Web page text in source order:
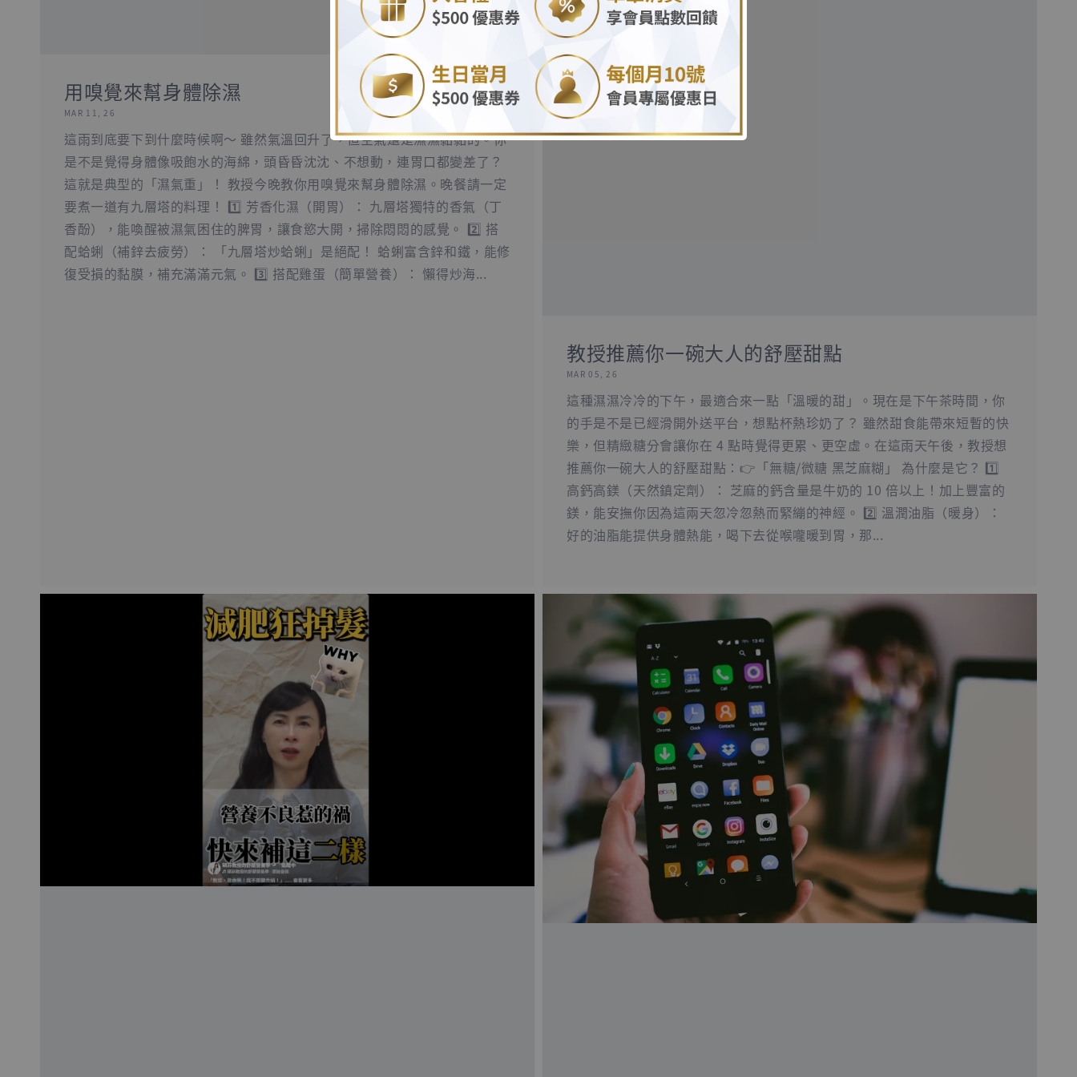
.
用嗅覺來幫身體除濕
MAR 11, 26
這雨到底要下到什麼時候啊～ 雖然氣溫回升了，但空氣還是濕濕黏黏的。你
是不是覺得身體像吸飽水的海綿，頭昏昏沈沈、不想動，連胃口都變差了？
這就是典型的「濕氣重」！ 教授今晚教你用嗅覺來幫身體除濕。晚餐請一定
要煮一道有九層塔的料理！ 1️⃣ 芳香化濕（開胃）： 九層塔獨特的香氣（丁
香酚），能喚醒被濕氣困住的脾胃，讓食慾大開，掃除悶悶的感覺。 2️⃣ 搭
配蛤蜊（補鋅去疲勞）： 「九層塔炒蛤蜊」是絕配！ 蛤蜊富含鋅和鐵，能修
復受損的黏膜，補充滿滿元氣。 3️⃣ 搭配雞蛋（簡單營養）： 懶得炒海...
教授推薦你一碗大人的舒壓甜點
MAR 05, 26
這種濕濕冷冷的下午，最適合來一點「溫暖的甜」。現在是下午茶時間，你
的手是不是已經滑開外送平台，想點杯熱珍奶了？ 雖然甜食能帶來短暫的快
樂，但精緻糖分會讓你在 4 點時覺得更累、更空虛。在這雨天午後，教授想
推薦你一碗大人的舒壓甜點：👉「無糖/微糖 黑芝麻糊」 為什麼是它？ 1️⃣
高鈣高鎂（天然鎮定劑）： 芝麻的鈣含量是牛奶的 10 倍以上！加上豐富的
鎂，能安撫你因為這兩天忽冷忽熱而緊繃的神經。 2️⃣ 溫潤油脂（暖身）：
好的油脂能提供身體熱能，喝下去從喉嚨暖到胃，那...